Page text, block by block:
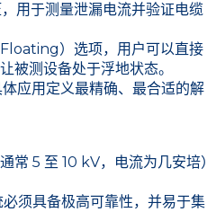
用于测量泄漏电流并验证电缆
）选项，用户可以直接
被测设备处于浮地状态。
应用定义最精确、最合适的解
常 5 至 10 kV，电流为几安培）
须具备极高可靠性，并易于集